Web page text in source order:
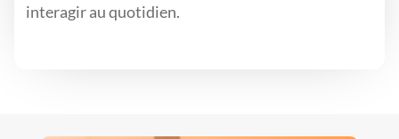
interagir au quotidien.